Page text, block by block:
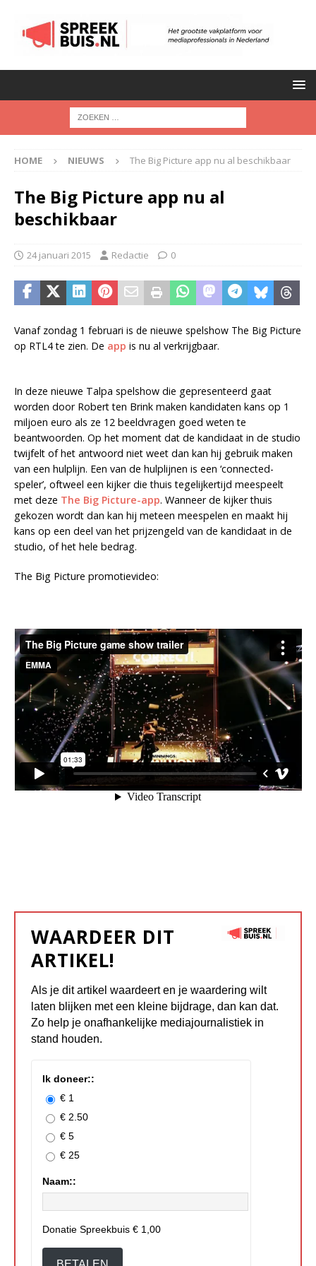
HOME NIEUWS The Big Picture app nu al beschikbaar
The Big Picture app nu al
beschikbaar
24 januari 2015 Redactie 0
Vanaf zondag 1 februari is de nieuwe spelshow The Big Picture
op RTL4 te zien. De app is nu al verkrijgbaar.
In deze nieuwe Talpa spelshow die gepresenteerd gaat
worden door Robert ten Brink maken kandidaten kans op 1
miljoen euro als ze 12 beeldvragen goed weten te
beantwoorden. Op het moment dat de kandidaat in de studio
twijfelt of het antwoord niet weet dan kan hij gebruik maken
van een hulplijn. Een van de hulplijnen is een ‘connected-
speler’, oftweel een kijker die thuis tegelijkertijd meespeelt
met deze The Big Picture-app. Wanneer de kijker thuis
gekozen wordt dan kan hij meteen meespelen en maakt hij
kans op een deel van het prijzengeld van de kandidaat in de
studio, of het hele bedrag.
The Big Picture promotievideo:
WAARDEER DIT
ARTIKEL!
Als je dit artikel waardeert en je waardering wilt
laten blijken met een kleine bijdrage, dan kan dat.
Zo help je onafhankelijke mediajournalistiek in
stand houden.
Ik doneer::
€ 1
€ 2.50
€ 5
€ 25
Naam::
Donatie Spreekbuis € 1,00